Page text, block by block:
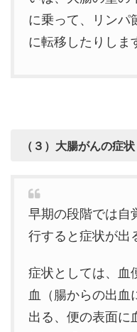
に乗って、リンパ
に転移したりしま
（３）大腸がんの症状
早期の段階では自
行すると症状が出
症状としては、血
血（腸からの出血
出る、便の表面に